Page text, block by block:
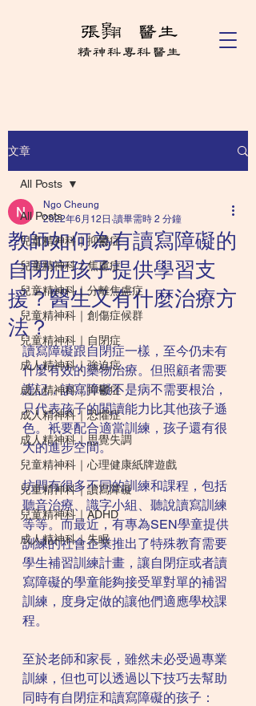
文章
All Posts
兒童精神科｜抑鬱症
兒童精神科｜焦慮症
兒童精神科｜分離焦慮症
兒童精神科｜創傷症候群
兒童精神科｜自閉症
成人精神科｜強迫症
成人精神科｜抑鬱症
成人精神科｜恐懼症
成人精神科｜思覺失調
兒童精神科｜心理健康紙牌遊戲
兒童精神科｜讀寫障礙
兒童精神科｜ADHD
成人精神科｜失眠
All Posts
教師如何為有讀寫障礙的
自閉症孩子提供學習支
援？醫生又有什麼治療方
法？
Ngo Cheung
2022年6月12日 讀畢需時 2 分鐘
讀寫障礙跟自閉症一樣，至今仍未有
什麼有效的藥物治療。但照顧者需要
謹記，讀寫障礙不是病不需要根治，
只代表孩子的閱讀能力比其他孩子遜
色。衹要配合適當訓練，孩子還有很
大的進步空間。
坊間有很多不同的訓練和課程，包括
聽音治療、識字小組、聽說讀寫訓練
等等。而最近，有專為SEN學童提供
訓練的社會企業推出了特殊教育需要
學生補習訓練計畫，讓自閉症或者讀
寫障礙的學童能夠接受單對單的補習
訓練，度身定做的讓他們適應學校課
程。
至於老師和家長，雖然未必受過專業
訓練，但也可以透過以下技巧去幫助
同時有自閉症和讀寫障礙的孩子：